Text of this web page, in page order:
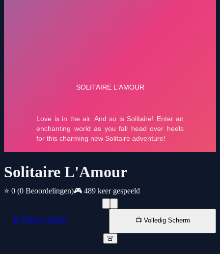
Solitaire L'Amour
⭐ 0 (0 Beoordelingen)🎮 489 keer gespeeld
📱 Nieuw venster 📺 Volledig Scherm
🚨